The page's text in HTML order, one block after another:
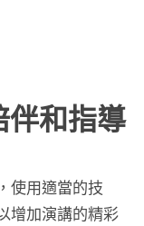
和指導
使用適當的技
增加演講的精彩